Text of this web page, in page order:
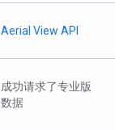
Aerial View API
成功请求了专业版
数据